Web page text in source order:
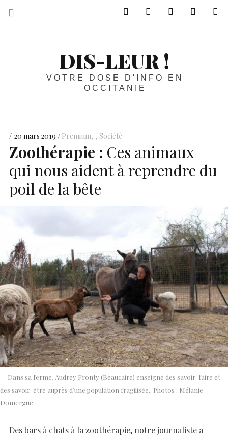
DIS-LEUR !
VOTRE DOSE D'INFO EN
OCCITANIE
20 mars 2019 Premium, Société
Zoothérapie : Ces animaux
qui nous aident à reprendre du
poil de la bête
Dans sa ferme, Audrey Fronty (Beaucaire) enseigne des savoir-faire et
des savoir-être auprès d’une population fragilisée.. Photos : Mélanie
Domergue.
Des bars à chats à la zoothérapie, notre journaliste a